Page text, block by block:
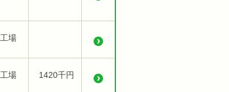
工場
工場 1420千円